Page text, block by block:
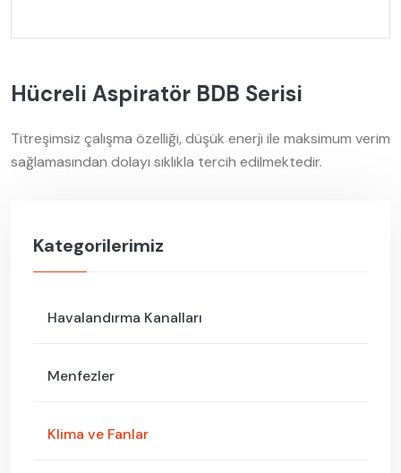
Hücreli Aspiratör BDB Serisi
Titreşimsiz çalışma özelliği, düşük enerji ile maksimum verim
sağlamasından dolayı sıklıkla tercih edilmektedir.
Kategorilerimiz
Havalandırma Kanalları
Menfezler
Klima ve Fanlar